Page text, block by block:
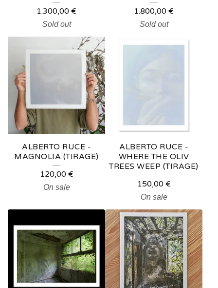
1.300,00 €
Sold out
1.800,00 €
Sold out
ALBERTO RUCE -
MAGNOLIA (TIRAGE)
120,00 €
On sale
ALBERTO RUCE -
WHERE THE OLIV
TREES WEEP (TIRAGE)
150,00 €
On sale